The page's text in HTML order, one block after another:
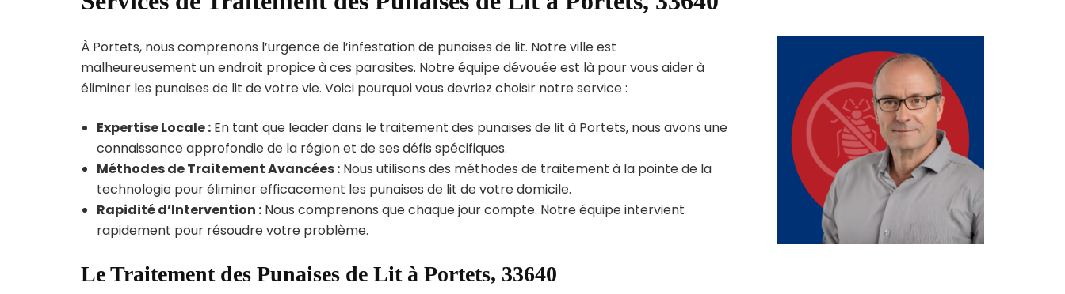
À Portets, nous comprenons l’urgence de l’infestation de punaises de lit. Notre ville est
malheureusement un endroit propice à ces parasites. Notre équipe dévouée est là pour vous aider à
éliminer les punaises de lit de votre vie. Voici pourquoi vous devriez choisir notre service :
Expertise Locale : En tant que leader dans le traitement des punaises de lit à Portets, nous avons une
connaissance approfondie de la région et de ses défis spécifiques.
Méthodes de Traitement Avancées : Nous utilisons des méthodes de traitement à la pointe de la
technologie pour éliminer efficacement les punaises de lit de votre domicile.
Rapidité d’Intervention : Nous comprenons que chaque jour compte. Notre équipe intervient
rapidement pour résoudre votre problème.
Le Traitement des Punaises de Lit à Portets, 33640